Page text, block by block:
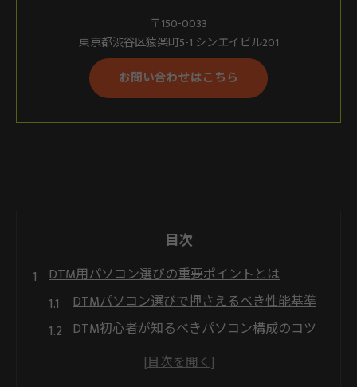
〒150-0033
東京都渋谷区猿楽町5-1 シンエイビル201
お問い合わせはこちら
目次
DTM用パソコン選びの重要ポイントとは
DTMパソコン選びで押さえるべき性能基準
DTM初心者が知るべきパソコン構成のコツ
DTMパソコンおすすめスペック徹底解説